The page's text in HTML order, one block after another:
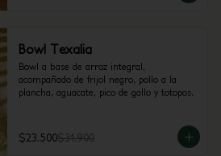
Bowl Texalia
Bowl a base de arroz integral,
acompañado de frijol negro, pollo a la
plancha, aguacate, pico de gallo y totopos.
$23.500$31.900